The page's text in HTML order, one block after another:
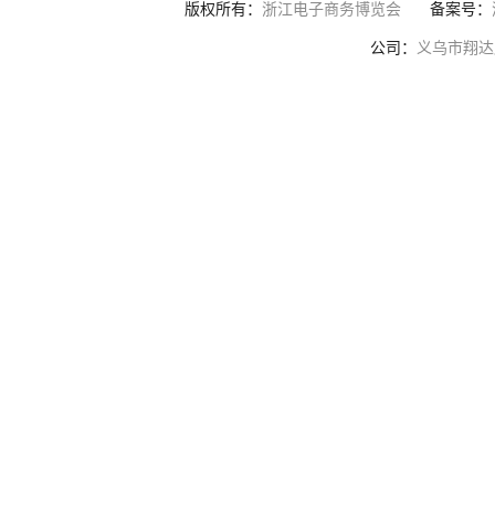
版权所有： 浙江电子商务博览会 备案号：
公司： 义乌市翔